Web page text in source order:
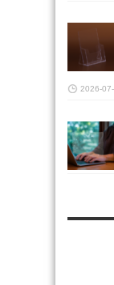
2026-